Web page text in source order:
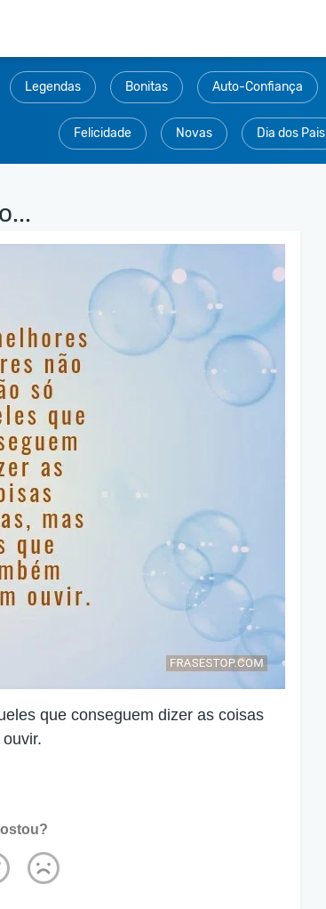
Legendas Bonitas Auto-Confiança
Felicidade Novas Dia dos Pais
que conseguem dizer as coisas